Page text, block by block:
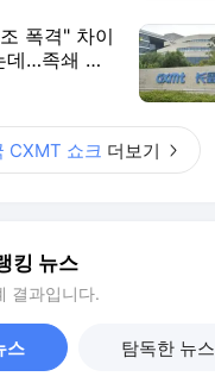
폭격" 차이
데…족쇄 찬
CXMT 쇼크 더보기
킹 뉴스
결과입니다.
스 탐독한 뉴스